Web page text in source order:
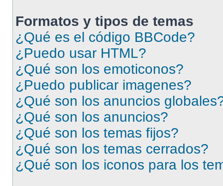
Formatos y tipos de temas
¿Qué es el código BBCode?
¿Puedo usar HTML?
¿Qué son los emoticonos?
¿Puedo publicar imagenes?
¿Qué son los anuncios
¿Qué son los anuncios?
¿Qué son los temas fijos?
¿Qué son los temas cerrados?
¿Qué son los iconos para los